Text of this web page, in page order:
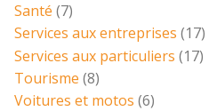
Santé (7)
Services aux entreprises (17)
Services aux particuliers (17)
Tourisme (8)
Voitures et motos (6)